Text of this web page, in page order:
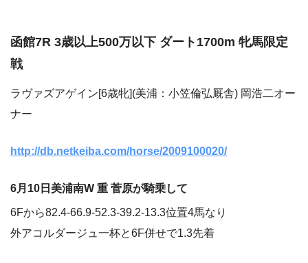
函館7R 3歳以上500万以下 ダート1700m 牝馬限定
戦
ラヴァズアゲイン[6歳牝](美浦：小笠倫弘厩舎) 岡浩二オー
ナー
http://db.netkeiba.com/horse/2009100020/
6月10日美浦南W 重 菅原が騎乗して
6Fから82.4-66.9-52.3-39.2-13.3位置4馬なり
外アコルダージュ一杯と6F併せで1.3先着